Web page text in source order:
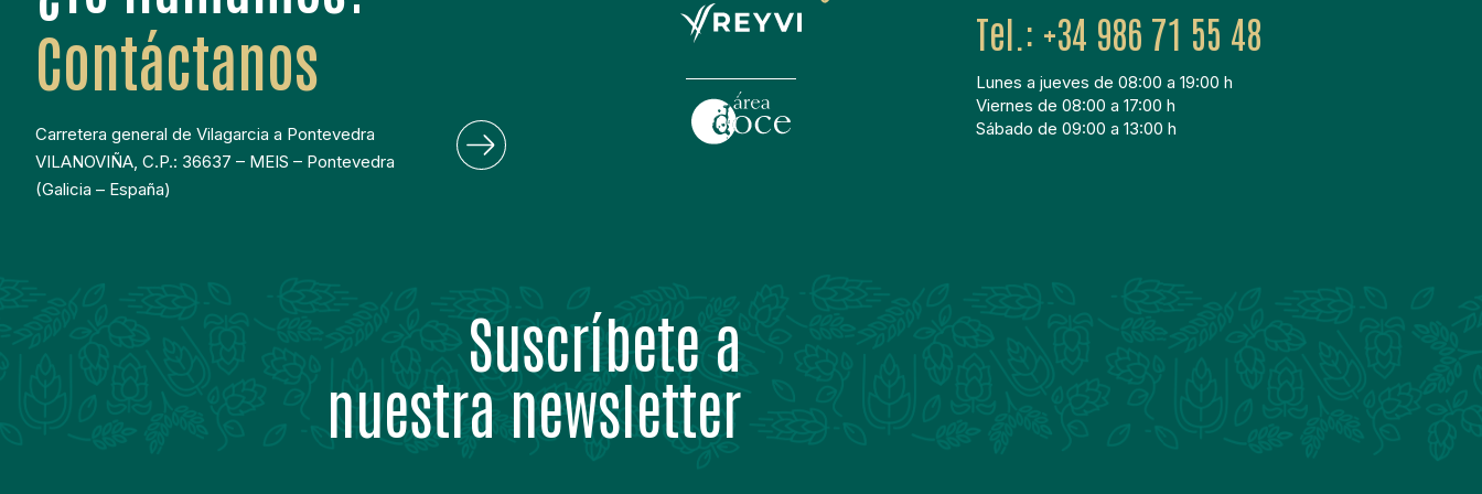
Contáctanos
Carretera general de Vilagarcia a Pontevedra
VILANOVIÑA, C.P.: 36637 – MEIS – Pontevedra
(Galicia – España)
+34 986 71 55 48
Lunes a jueves de 08:00 a 19:00 h
Viernes de 08:00 a 17:00 h
Sábado de 09:00 a 13:00 h
Suscríbete a
nuestra newsletter